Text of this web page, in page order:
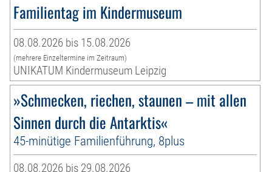
Familientag im Kindermuseum
08.08.2026 bis 15.08.2026
(mehrere Einzeltermine im Zeitraum)
UNIKATUM Kindermuseum Leipzig
»Schmecken, riechen, staunen – mit allen
Sinnen durch die Antarktis«
45-minütige Familienführung, 8plus
08.08.2026 bis 29.08.2026